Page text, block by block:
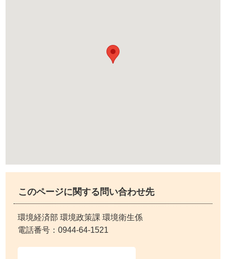
このページに関する問い合わせ先
環境経済部 環境政策課 環境衛生係
電話番号：0944-64-1521